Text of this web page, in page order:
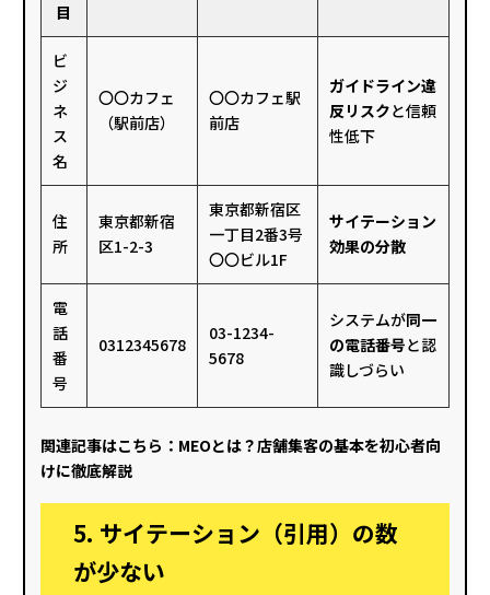
目
ビ
ジ
ネ
ス
名
〇〇カフェ
（駅前店）
〇〇カフェ駅
前店
ガイドライン違
反リスクと信頼
性低下
住
所
東京都新宿
区1-2-3
東京都新宿区
一丁目2番3号
〇〇ビル1F
サイテーション
効果の分散
電
話
番
号
0312345678
03-1234-
5678
システムが同一
の電話番号と認
識しづらい
関連記事はこちら： MEOとは？店舗集客の基本を初心者向
けに徹底解説
5. サイテーション（引用）の数
が少ない